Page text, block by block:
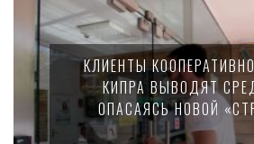
КЛИЕНТЫ
КИПРА ВЫВОДЯТ
ОПАСАЯСЬ НОВОЙ